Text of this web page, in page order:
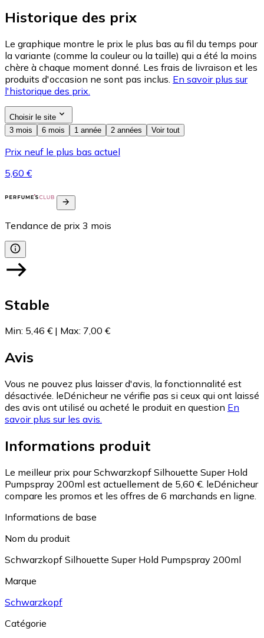
Historique des prix
Le graphique montre le prix le plus bas au fil du temps pour
la variante (comme la couleur ou la taille) qui a été la moins
chère à chaque moment donné. Les frais de livraison et les
produits d'occasion ne sont pas inclus. En savoir plus sur
l'historique des prix.
Choisir le site
3 mois
6 mois 1 année 2 années Voir tout
Prix neuf le plus bas actuel
5,60 €
Tendance de prix 3 mois
Stable
Min: 5,46 € | Max: 7,00 €
Avis
Vous ne pouvez plus laisser d'avis, la fonctionnalité est
désactivée. leDénicheur ne vérifie pas si ceux qui ont laissé
des avis ont utilisé ou acheté le produit en question En
savoir plus sur les avis.
Informations produit
Le meilleur prix pour Schwarzkopf Silhouette Super Hold
Pumpspray 200ml est actuellement de 5,60 €. leDénicheur
compare les promos et les offres de 6 marchands en ligne.
Informations de base
Nom du produit
Schwarzkopf Silhouette Super Hold Pumpspray 200ml
Marque
Schwarzkopf
Catégorie